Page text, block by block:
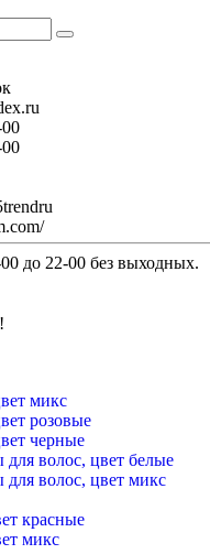
до 22-00 без выходных.
микс
розовые
черные
волос, цвет белые
волос, цвет микс
красные
микс